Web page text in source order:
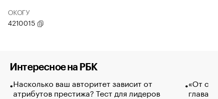
ОКОГУ
4210015
Интересное на РБК
Насколько ваш авторитет зависит от
атрибутов престижа? Тест для лидеров
«От
глава